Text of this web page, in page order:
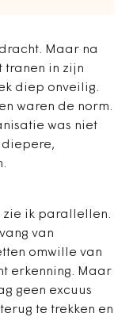
Maar na
in zijn
diep onveilig.
waren de norm.
was niet
diepere,
zie ik parallellen.
van
omwille van
erkenning. Maar
geen excuus
te trekken en